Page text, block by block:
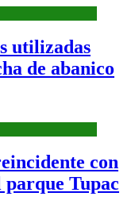
utilizadas
de abanico
con
Tupac